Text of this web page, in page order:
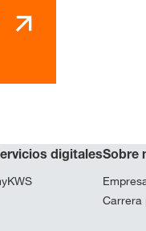
digitalesSobre
Carrera